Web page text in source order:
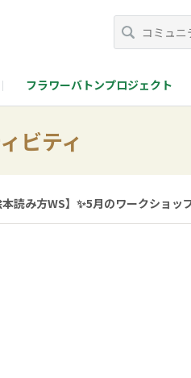
フラワーバトンプロジェクト
ビティ
本読み方WS】✨5月のワークショッ